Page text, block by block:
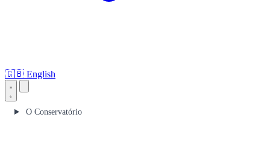
🇬🇧 English
O Conservatório